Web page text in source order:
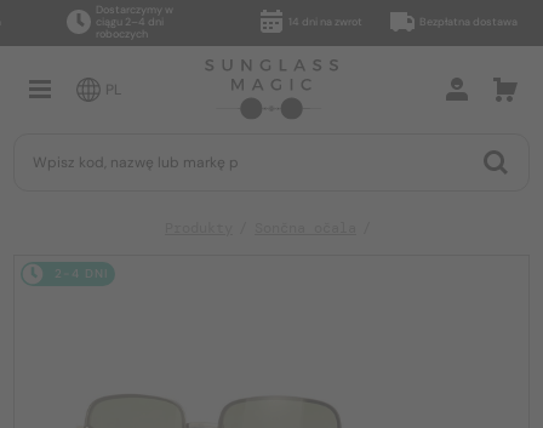
Dostarczymy w
ciągu 2–4 dni
roboczych
14 dni na zwrot Bezpłatna dostawa
PL
2-4 DNI